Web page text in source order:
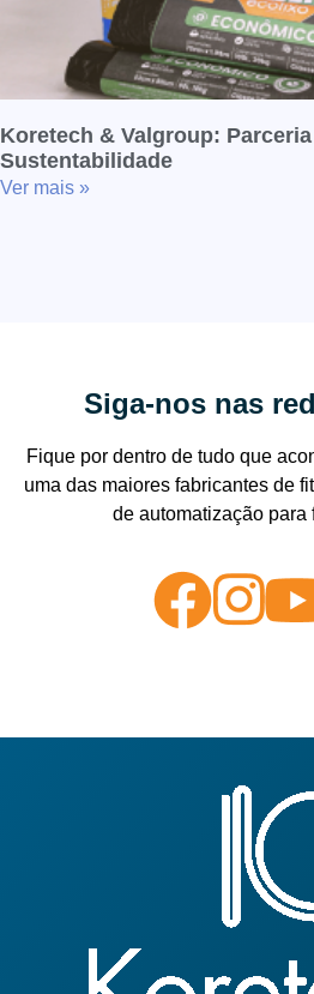
Koretech & Valgroup:
Sustentabilidade
Ver mais »
Siga-nos nas
Fique por dentro de tudo que
uma das maiores fabricantes de
de automatização para